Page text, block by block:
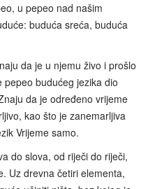
u pepeo nad našim
buduća sreća, buduća
da je u njemu živo i prošlo
budućeg jezika dio
da je određeno vrijeme
kao što je zanemarljiva
Vrijeme samo.
do slova, od riječi do riječi,
Uz drevna četiri elementa,